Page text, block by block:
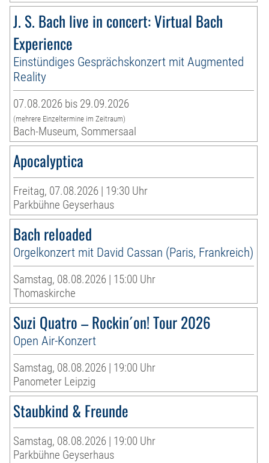
J. S. Bach live in concert: Virtual Bach
Experience
Einstündiges Gesprächskonzert mit Augmented
Reality
07.08.2026 bis 29.09.2026
(mehrere Einzeltermine im Zeitraum)
Bach-Museum, Sommersaal
Apocalyptica
Freitag, 07.08.2026 | 19:30 Uhr
Parkbühne Geyserhaus
Bach reloaded
Orgelkonzert mit David Cassan (Paris, Frankreich)
Samstag, 08.08.2026 | 15:00 Uhr
Thomaskirche
Suzi Quatro – Rockin´on! Tour 2026
Open Air-Konzert
Samstag, 08.08.2026 | 19:00 Uhr
Panometer Leipzig
Staubkind & Freunde
Samstag, 08.08.2026 | 19:00 Uhr
Parkbühne Geyserhaus